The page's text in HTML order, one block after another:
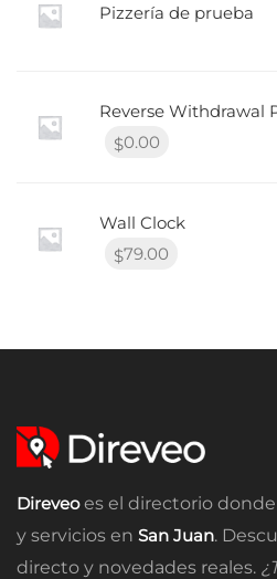
Pizzería de prueba
Reverse Withdrawal
$0.00
Wall Clock
$79.00
Direveoes el directorio
y servicios en San Juan.
directo y novedades reales.